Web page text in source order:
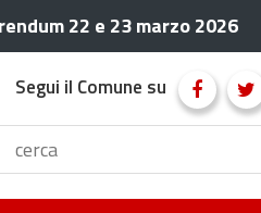
22 e 23 marzo 2026
Segui il Comune su